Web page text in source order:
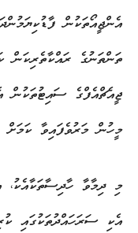
އެންޖީއޯތަކުން
ތަންތަނުގެ ރައްކާތެރިކަން
މީހުން މަރުވެފައިވާ ކަމަށް
މި ދިމާވާ